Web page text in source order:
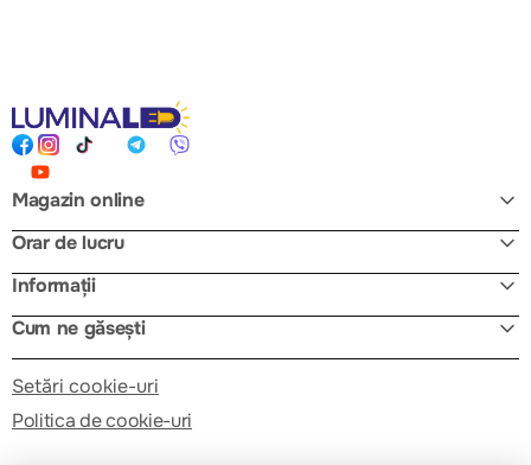
Magazin online
Orar de lucru
Informații
Cum ne găsești
Setări cookie-uri
Politica de cookie-uri